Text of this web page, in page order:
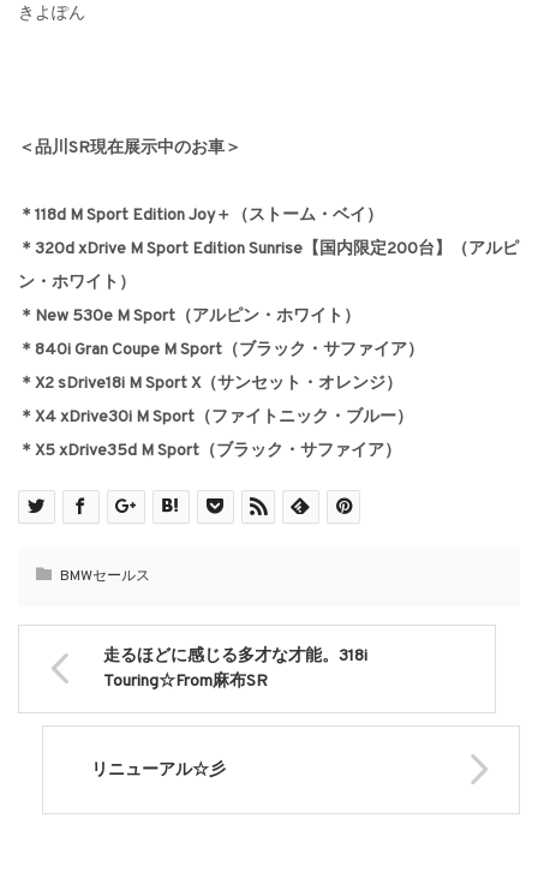
きよぽん
＜品川SR現在展示中のお車＞
＊118d M Sport Edition Joy＋（ストーム・ベイ）
＊320d xDrive M Sport Edition Sunrise【国内限定200台】（アルピ
ン・ホワイト）
＊New 530e M Sport（アルピン・ホワイト）
＊840i Gran Coupe M Sport（ブラック・サファイア）
＊X2 sDrive18i M Sport X（サンセット・オレンジ）
＊X4 xDrive30i M Sport（ファイトニック・ブルー）
＊X5 xDrive35d M Sport（ブラック・サファイア）
BMWセールス
走るほどに感じる多才な才能。318i
Touring☆From麻布SR
リニューアル☆彡